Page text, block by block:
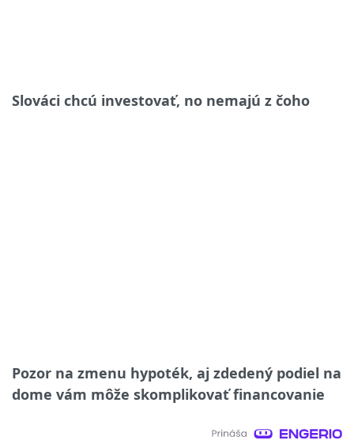
Slováci chcú investovať, no nemajú z čoho
Pozor na zmenu hypoték, aj zdedený podiel na
dome vám môže skomplikovať financovanie